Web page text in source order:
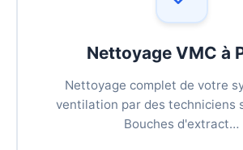
Nettoyage VMC à
Nettoyage complet de votre
ventilation par des techniciens
Bouches d'extract…